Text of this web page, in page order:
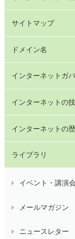
サイトマップ
ドメイン名
インターネットガ
インターネットの
インターネットの
ライブラリ
イベント・講演
メールマガジン
ニュースレター